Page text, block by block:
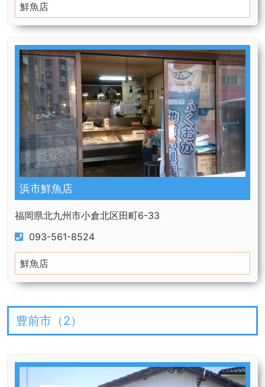
鮮魚店
浜市鮮魚店
福岡県北九州市小倉北区田町6-33
093-561-8524
鮮魚店
豊前市（2）